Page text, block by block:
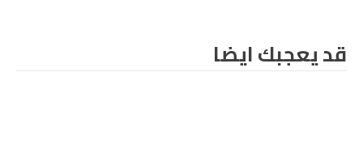
قد يعجبك ايضا